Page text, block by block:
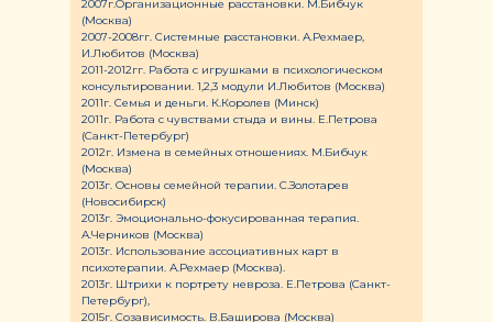
2007г.Организационные расстановки. М.Бибчук
(Москва)
2007-2008гг. Системные расстановки. А.Рехмаер,
И.Любитов (Москва)
2011-2012гг. Работа с игрушками в психологическом
консультировании. 1,2,3 модули И.Любитов (Москва)
2011г. Семья и деньги. К.Королев (Минск)
2011г. Работа с чувствами стыда и вины. Е.Петрова
(Санкт-Петербург)
2012г. Измена в семейных отношениях. М.Бибчук
(Москва)
2013г. Основы семейной терапии. С.Золотарев
(Новосибирск)
2013г. Эмоционально-фокусированная терапия.
А.Черников (Москва)
2013г. Использование ассоциативных карт в
психотерапии. А.Рехмаер (Москва).
2013г. Штрихи к портрету невроза. Е.Петрова (Санкт-
Петербург),
2015г. Созависимость. В.Баширова (Москва)